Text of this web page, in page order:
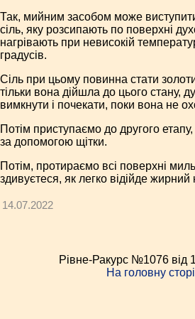
Так, мийним засобом може
сіль, яку розсипають по поверхні
нагрівають при невисокій
градусів.
Сіль при цьому повинна стати
тільки вона дійшла до цього стану,
вимкнути і почекати, поки вона не
Потім приступаємо до другого
за допомогою щітки.
Потім, протираємо всі поверхні
здивуєтеся, як легко відійде жирний
14.07.2022
Рівне-Ракурс №1076 від
На головну